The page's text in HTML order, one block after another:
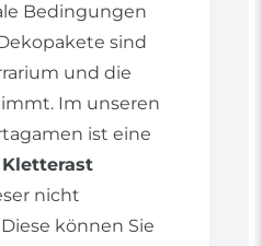
Bedingungen
sind
und die
Im unseren
ist eine
nicht
können Sie